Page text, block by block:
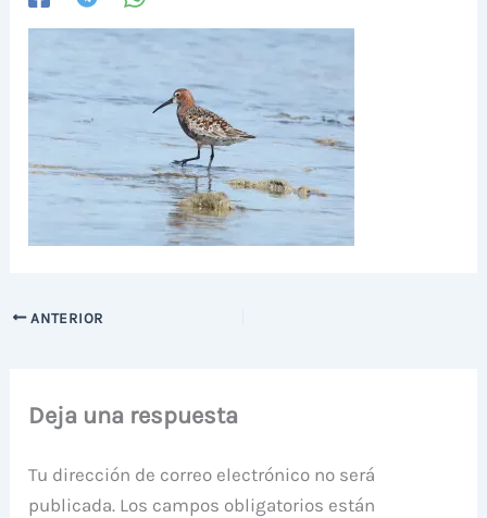
ANTERIOR
Deja una respuesta
Tu dirección de correo electrónico no será
publicada. Los campos obligatorios están